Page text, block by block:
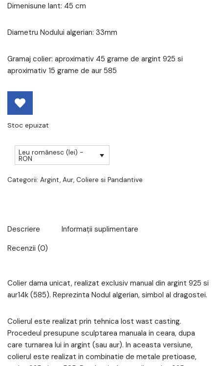
Dimenisune lant: 45 cm
Diametru Nodului algerian: 33mm
Gramaj colier: aproximativ 45 grame de argint 925 si
aproximativ 15 grame de aur 585
Stoc epuizat
Leu românesc (lei) -
RON
Categorii: Argint, Aur, Coliere si Pandantive
Descriere
Informații suplimentare
Recenzii (0)
Colier dama unicat, realizat exclusiv manual din argint 925 si
aur14k (585). Reprezinta Nodul algerian, simbol al dragostei.
Colierul este realizat prin tehnica lost wast casting.
Procedeul presupune sculptarea manuala in ceara, dupa
care turnarea lui in argint (sau aur). In aceasta versiune,
colierul este realizat in combinatie de metale pretioase,